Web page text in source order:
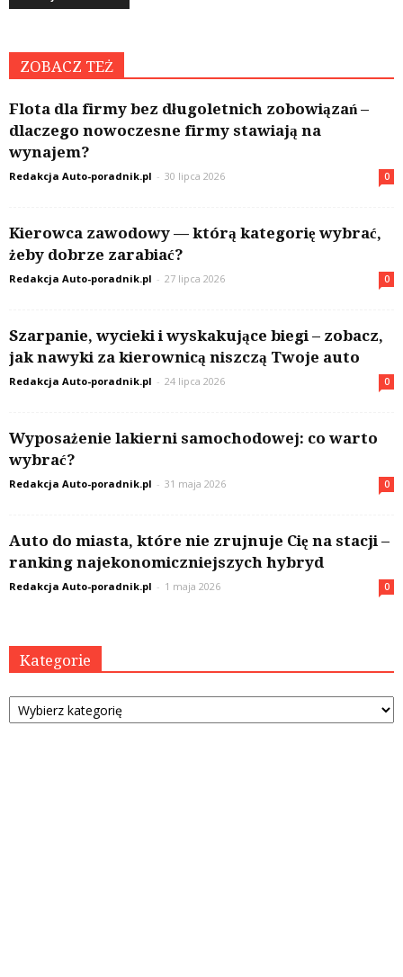
ZOBACZ TEŻ
Flota dla firmy bez długoletnich zobowiązań –
dlaczego nowoczesne firmy stawiają na
wynajem?
Redakcja Auto-poradnik.pl - 30 lipca 2026 0
Kierowca zawodowy — którą kategorię wybrać,
żeby dobrze zarabiać?
Redakcja Auto-poradnik.pl - 27 lipca 2026 0
Szarpanie, wycieki i wyskakujące biegi – zobacz,
jak nawyki za kierownicą niszczą Twoje auto
Redakcja Auto-poradnik.pl - 24 lipca 2026 0
Wyposażenie lakierni samochodowej: co warto
wybrać?
Redakcja Auto-poradnik.pl - 31 maja 2026 0
Auto do miasta, które nie zrujnuje Cię na stacji –
ranking najekonomiczniejszych hybryd
Redakcja Auto-poradnik.pl - 1 maja 2026 0
Kategorie
Kategorie